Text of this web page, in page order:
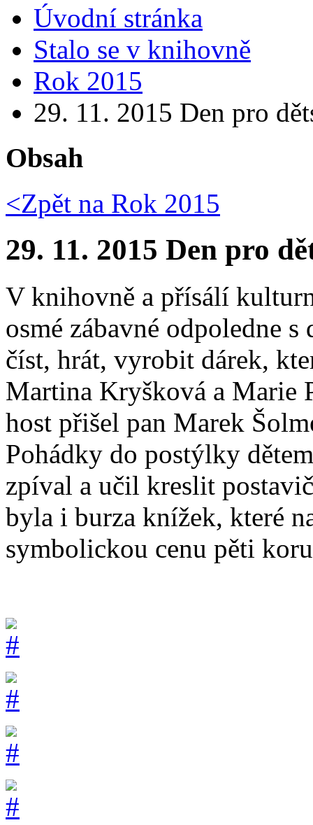
Úvodní stránka
Stalo se v knihovně
Rok 2015
29. 11. 2015 Den pro
Obsah
<Zpět na Rok 2015
29. 11. 2015 Den pro
V knihovně a přísálí
osmé zábavné odpoledne
číst, hrát, vyrobit dárek,
Martina Kryšková a Marie
host přišel pan Marek
Pohádky do postýlky
zpíval a učil kreslit
byla i burza knížek, které
symbolickou cenu pěti